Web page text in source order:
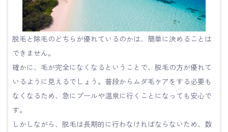
脱毛と除毛のどちらが優れているのかは、簡単に決めることは
できません。
確かに、毛が完全になくなるということで、脱毛の方が優れて
いるように見えるでしょう。普段からムダ毛ケアをする必要も
なくなるため、急にプールや温泉に行くことになっても安心で
す。
しかしながら、脱毛は長期的に行わなければならないため、数